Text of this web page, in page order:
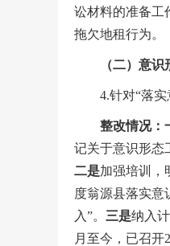
讼材料的准备工
拖欠地租行为。
（二）意识形
4.针对“落实意
整改情况：
记关于意识形态
二是加强培训，
度翁源县落实意
入”。 三是纳入
月至今，已召